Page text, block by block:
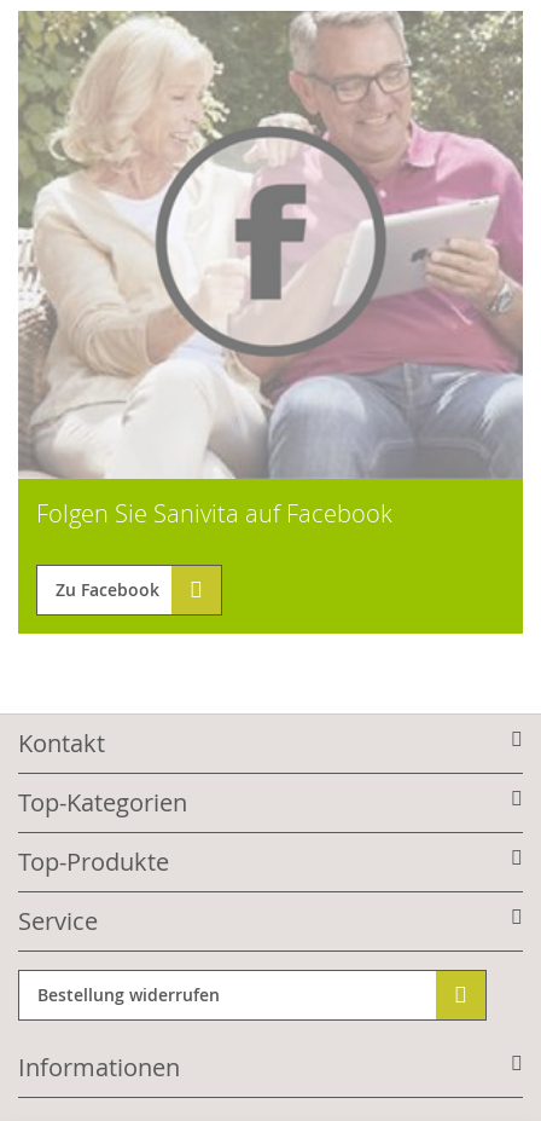
Folgen Sie Sanivita auf Facebook
Zu Facebook
Kontakt
Top-Kategorien
Top-Produkte
Service
Bestellung widerrufen
Informationen